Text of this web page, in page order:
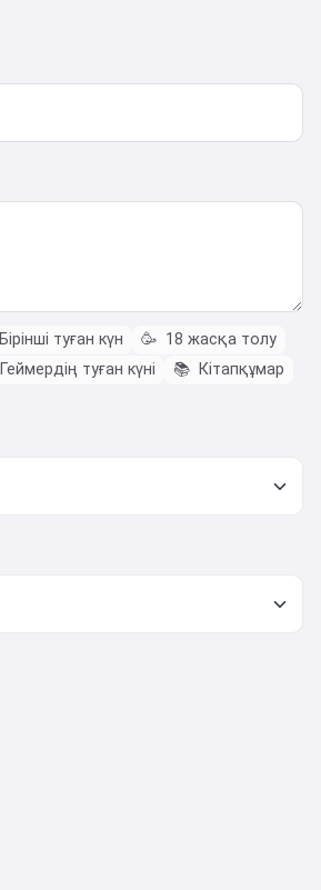
Бірінші туған күн 🥳 18 жасқа толу
Геймердің туған күні 📚 Кітапқұмар